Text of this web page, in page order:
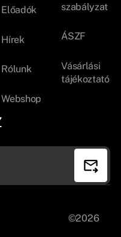
Előadók
Hírek
Rólunk
Webshop
szabályzat
ÁSZF
Vásárlási
tájékoztató
©2026